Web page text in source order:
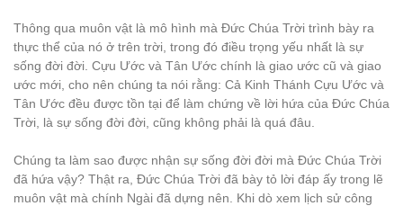
Thông qua muôn vật là mô hình mà Đức Chúa Trời trình bày ra
thực thể của nó ở trên trời, trong đó điều trọng yếu nhất là sự
sống đời đời. Cựu Ước và Tân Ước chính là giao ước cũ và giao
ước mới, cho nên chúng ta nói rằng: Cả Kinh Thánh Cựu Ước và
Tân Ước đều được tồn tại để làm chứng về lời hứa của Đức Chúa
Trời, là sự sống đời đời, cũng không phải là quá đâu.
Chúng ta làm sao được nhận sự sống đời đời mà Đức Chúa Trời
đã hứa vậy? Thật ra, Đức Chúa Trời đã bày tỏ lời đáp ấy trong lẽ
muôn vật mà chính Ngài đã dựng nên. Khi dò xem lịch sử công